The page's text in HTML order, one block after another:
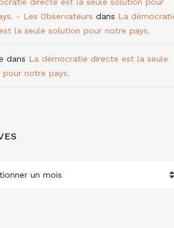
- Les Observateurs dans La
la seule solution pour notre pays.
dans La démocratie directe est la seule
pour notre pays.